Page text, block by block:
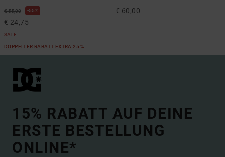
€ 55,00 55%
€ 24,75
SALE
DOPPELTER RABATT EXTRA 25 %
€ 60,00
15% RABATT AUF DEINE
ERSTE BESTELLUNG
ONLINE*